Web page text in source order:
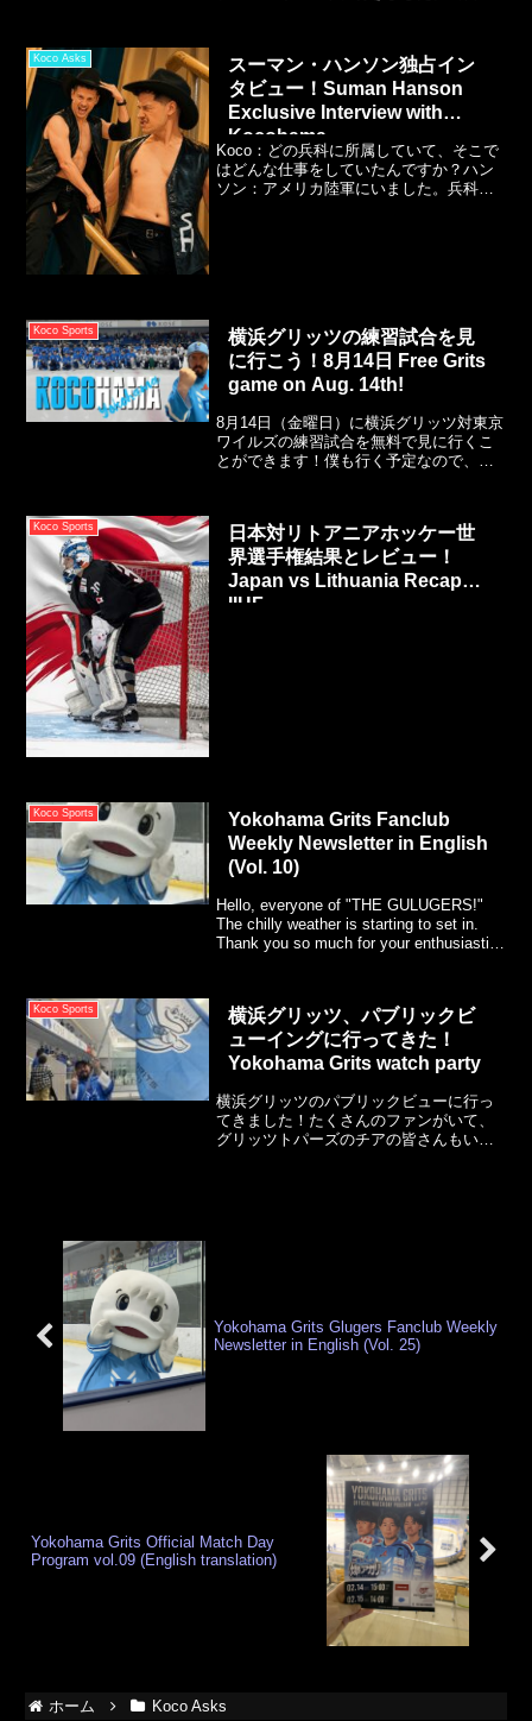
Koco Asks
スーマン・ハンソン独占イン
タビュー！Suman Hanson
Exclusive Interview with
Kocohama
Koco：どの兵科に所属していて、そこで
はどんな仕事をしていたんですか？ハン
ソン：アメリカ陸軍にいました。兵科は
Koco Sports
横浜グリッツの練習試合を見
に行こう！8月14日 Free Grits
game on Aug. 14th!
8月14日（金曜日）に横浜グリッツ対東京
ワイルズの練習試合を無料で見に行くこ
とができます！僕も行く予定なので、是
GRITS and Tokyo Wilds on Friday,
August 14, 2026, at the Yokohama Bank
Ice Arena.
Koco Sports
日本対リトアニアホッケー世
界選手権結果とレビュー！
Japan vs Lithuania Recap
IIHF
Koco Sports
Yokohama Grits Fanclub
Weekly Newsletter in English
(Vol. 10)
Hello, everyone of "THE GULUGERS!"
The chilly weather is starting to set in.
Thank you so much for your enthusiastic
Koco Sports
横浜グリッツ、パブリックビ
ューイングに行ってきた！
Yokohama Grits watch party
横浜グリッツのパブリックビューに行っ
てきました！たくさんのファンがいて、
グリッツトパーズのチアの皆さんもいて
Yokohama Grits Glugers Fanclub Weekly
Newsletter in English (Vol. 25)
Yokohama Grits Official Match Day
Program vol.09 (English translation)
ホーム Koco Asks